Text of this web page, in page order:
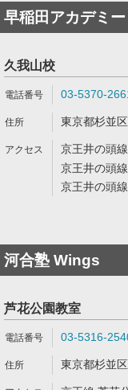
早稲田アカデミー
久我山校
03-5370-
東京都杉並
京王井の頭
京王井の頭
京王井の頭
河合塾 Wings
芦花公園教室
03-5316-
東京都杉並